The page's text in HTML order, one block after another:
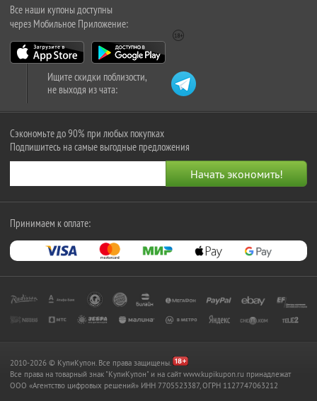
Все наши купоны доступны
через Мобильное Приложение:
Ищите скидки поблизости,
не выходя из чата:
Сэкономьте до 90% при любых покупках
Подпишитесь на самые выгодные предложения
Принимаем к оплате:
2010-2026 © КупиКупон. Все права защищены.
Все права на товарный знак "КупиКупон" и на сайт www.kupikupon.ru принадлежат
OOO «Агентство цифровых решений» ИНН 7705523387, ОГРН 1127747063212